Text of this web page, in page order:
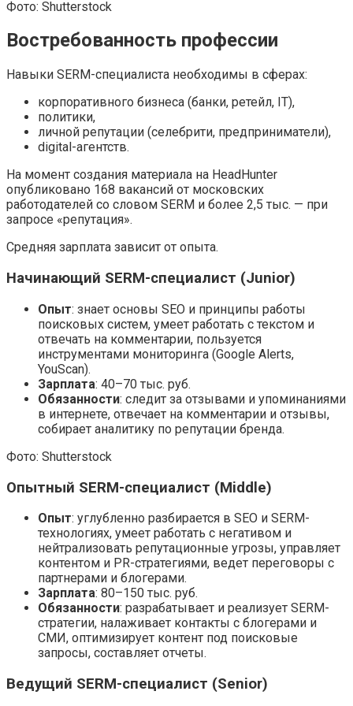
Фото: Shutterstock
Востребованность профессии
Навыки SERM-специалиста необходимы в сферах:
корпоративного бизнеса (банки, ретейл, IT),
политики,
личной репутации (селебрити, предприниматели),
digital-агентств.
На момент создания материала на HeadHunter
опубликовано 168 вакансий от московских
работодателей со словом SERM и более 2,5 тыс. — при
запросе «репутация».
Средняя зарплата зависит от опыта.
Начинающий SERM-специалист (Junior)
Опыт: знает основы SEO и принципы работы
поисковых систем, умеет работать с текстом и
отвечать на комментарии, пользуется
инструментами мониторинга (Google Alerts,
YouScan).
Зарплата: 40–70 тыс. руб.
Обязанности: следит за отзывами и упоминаниями
в интернете, отвечает на комментарии и отзывы,
собирает аналитику по репутации бренда.
Фото: Shutterstock
Опытный SERM-специалист (Middle)
Опыт: углубленно разбирается в SEO и SERM-
технологиях, умеет работать с негативом и
нейтрализовать репутационные угрозы, управляет
контентом и PR-стратегиями, ведет переговоры с
партнерами и блогерами.
Зарплата: 80–150 тыс. руб.
Обязанности: разрабатывает и реализует SERM-
стратегии, налаживает контакты с блогерами и
СМИ, оптимизирует контент под поисковые
запросы, составляет отчеты.
Ведущий SERM-специалист (Senior)